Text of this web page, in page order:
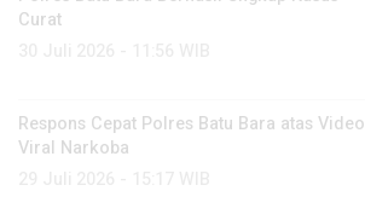
Curat
Respons Cepat Polres Batu Bara atas Video
Viral Narkoba